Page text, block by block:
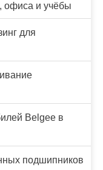
офиса и учёбы
для
Belgee в
подшипников